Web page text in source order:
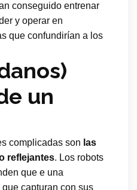
conseguido entrenar
y operar en
que confundirían a los
un
complicadas son las
reflejantes. Los robots
que e una
capturan con sus